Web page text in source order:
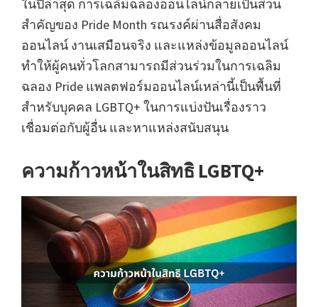
ในปีล่าสุด การเฉลิมฉลองออนไลน์กลายเป็นส่วน
สำคัญของ Pride Month รณรงค์ผ่านสื่อสังคม
ออนไลน์ งานเสมือนจริง และแหล่งข้อมูลออนไลน์
ทำให้ผู้คนทั่วโลกสามารถมีส่วนร่วมในการเฉลิม
ฉลอง Pride แพลตฟอร์มออนไลน์เหล่านี้เป็นพื้นที่
สำหรับบุคคล LGBTQ+ ในการแบ่งปันเรื่องราว
เชื่อมต่อกับผู้อื่น และหาแหล่งสนับสนุน
ความก้าวหน้าในสิทธิ LGBTQ+